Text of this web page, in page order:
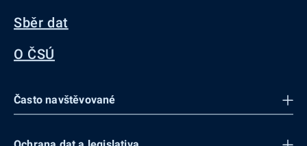
Sběr dat
O ČSÚ
Často navštěvované